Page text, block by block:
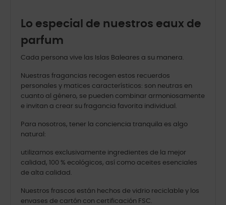
Lo especial de nuestros eaux de
parfum
Cada persona vive las Islas Baleares a su manera.
Nuestras fragancias recogen estos recuerdos
personales y matices característicos: son neutras en
cuanto al género, se pueden combinar armoniosamente
e invitan a crear su fragancia favorita individual.
Para nosotros, tener la conciencia tranquila es algo
natural:
utilizamos exclusivamente ingredientes de la mejor
calidad, 100 % ecológicos, así como aceites esenciales
de alta calidad.
Nuestros frascos están hechos de vidrio reciclable y los
envases de cartón con certificación FSC.